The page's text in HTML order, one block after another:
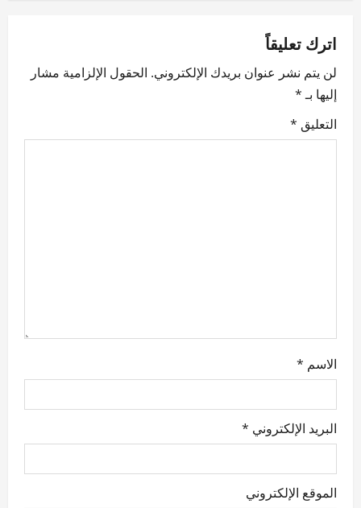
v
i
g
a
اترك تعليقاً
لن يتم نشر عنوان بريدك الإلكتروني. الحقول الإلزامية مشار
إليها بـ*
التعليق *
الاسم *
البريد الإلكتروني *
الموقع الإلكتروني